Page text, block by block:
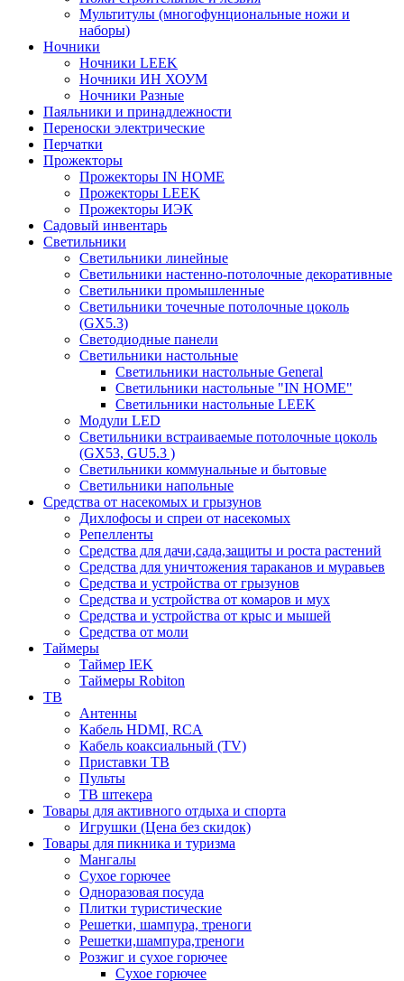
Мультитулы (многофунциональные ножи и
наборы)
Ночники
Ночники LEEK
Ночники ИН ХОУМ
Ночники Разные
Паяльники и принадлежности
Переноски электрические
Перчатки
Прожекторы
Прожекторы IN HOME
Прожекторы LEEK
Прожекторы ИЭК
Садовый инвентарь
Светильники
Светильники линейные
Светильники настенно-потолочные декоративные
Светильники промышленные
Светильники точечные потолочные цоколь
(GX5.3)
Светодиодные панели
Cветильники настольные
Светильники настольные General
Светильники настольные "IN HOME"
Светильники настольные LEEK
Модули LED
Светильники встраиваемые потолочные цоколь
(GX53, GU5.3 )
Светильники коммунальные и бытовые
Светильники напольные
Средства от насекомых и грызунов
Дихлофосы и спреи от насекомых
Репелленты
Средства для дачи,сада,защиты и роста растений
Средства для уничтожения тараканов и муравьев
Средства и устройства от грызунов
Средства и устройства от комаров и мух
Средства и устройства от крыс и мышей
Средства от моли
Таймеры
Таймер IEK
Таймеры Robiton
ТВ
Антенны
Кабель HDMI, RCA
Кабель коаксиальный (TV)
Приставки ТВ
Пульты
ТВ штекера
Товары для активного отдыха и спорта
Игрушки (Цена без скидок)
Товары для пикника и туризма
Мангалы
Сухое горючее
Одноразовая посуда
Плитки туристические
Решетки, шампура, треноги
Решетки,шампура,треноги
Розжиг и сухое горючее
Сухое горючее